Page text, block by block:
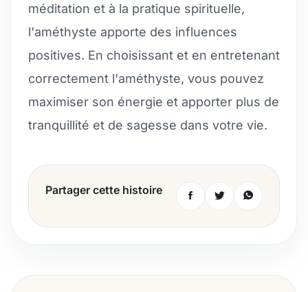
méditation et à la pratique spirituelle,
l'améthyste apporte des influences
positives. En choisissant et en entretenant
correctement l'améthyste, vous pouvez
maximiser son énergie et apporter plus de
tranquillité et de sagesse dans votre vie.
Partager cette histoire